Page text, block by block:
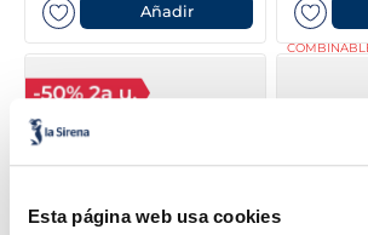
Esta página web usa cookies
Añadir